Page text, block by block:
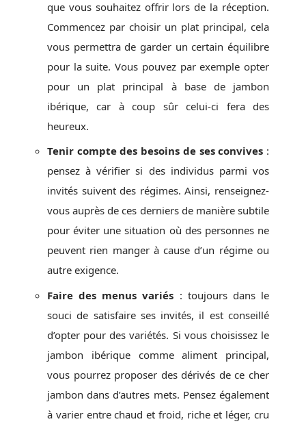
que vous souhaitez offrir lors de la réception.
Commencez par choisir un plat principal, cela
vous permettra de garder un certain équilibre
pour la suite. Vous pouvez par exemple opter
pour un plat principal à base de jambon
ibérique, car à coup sûr celui-ci fera des
heureux.
Tenir compte des besoins de ses convives :
pensez à vérifier si des individus parmi vos
invités suivent des régimes. Ainsi, renseignez-
vous auprès de ces derniers de manière subtile
pour éviter une situation où des personnes ne
peuvent rien manger à cause d’un régime ou
autre exigence.
Faire des menus variés : toujours dans le
souci de satisfaire ses invités, il est conseillé
d’opter pour des variétés. Si vous choisissez le
jambon ibérique comme aliment principal,
vous pourrez proposer des dérivés de ce cher
jambon dans d’autres mets. Pensez également
à varier entre chaud et froid, riche et léger, cru